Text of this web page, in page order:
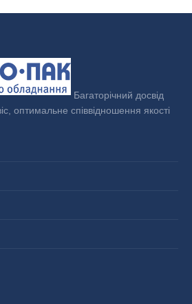
Багаторічний досвід
оптимальне співвідношення якості